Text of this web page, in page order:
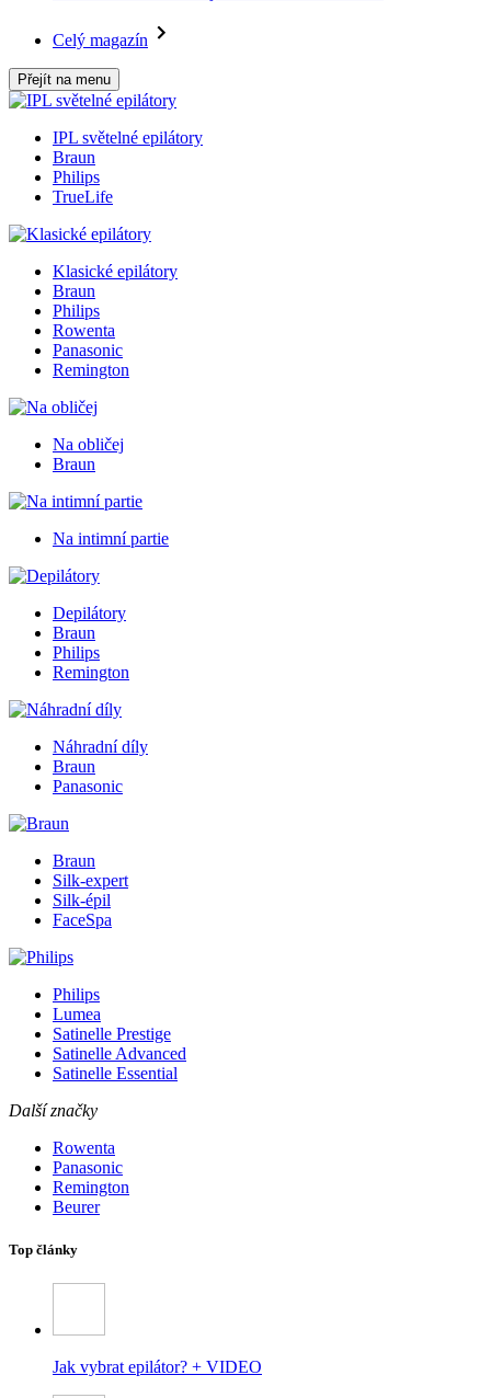
Celý magazín
Přejít na menu
IPL světelné epilátory
Braun
Philips
TrueLife
Klasické epilátory
Braun
Philips
Rowenta
Panasonic
Remington
Na obličej
Braun
Na intimní partie
Depilátory
Braun
Philips
Remington
Náhradní díly
Braun
Panasonic
Braun
Silk-expert
Silk-épil
FaceSpa
Philips
Lumea
Satinelle Prestige
Satinelle Advanced
Satinelle Essential
Další značky
Rowenta
Panasonic
Remington
Beurer
Top články
Jak vybrat epilátor? + VIDEO